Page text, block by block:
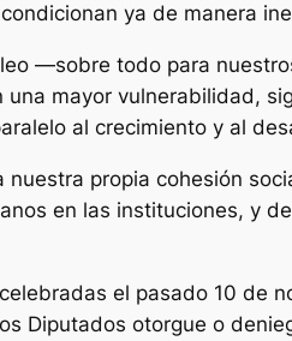
ya de manera
—sobre todo para
mayor vulnerabilidad,
al crecimiento y al
nuestra propia cohesión
en las instituciones, y
el pasado 10 de
Diputados otorgue o